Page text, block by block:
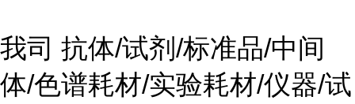
我司 抗体/试剂/标准品/中间
体/色谱耗材/实验耗材/仪器/试